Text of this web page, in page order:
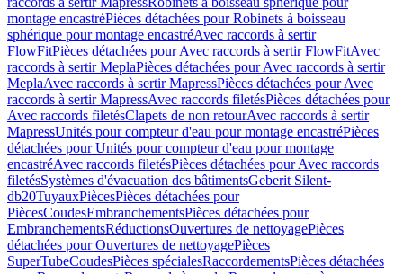
montage encastréPièces détachées pour Robinets à boisseau
sphérique pour montage encastréAvec raccords à sertir
FlowFitPièces détachées pour Avec raccords à sertir FlowFitAvec
raccords à sertir MeplaPièces détachées pour Avec raccords à sertir
MeplaAvec raccords à sertir MapressPièces détachées pour Avec
raccords à sertir MapressAvec raccords filetésPièces détachées pour
Avec raccords filetésClapets de non retourAvec raccords à sertir
MapressUnités pour compteur d'eau pour montage encastréPièces
détachées pour Unités pour compteur d'eau pour montage
encastréAvec raccords filetésPièces détachées pour Avec raccords
filetésSystèmes d'évacuation des bâtimentsGeberit Silent-
db20TuyauxPiècesPièces détachées pour
PiècesCoudesEmbranchementsPièces détachées pour
EmbranchementsRéductionsOuvertures de nettoyagePièces
détachées pour Ouvertures de nettoyagePièces
SuperTubeCoudesPièces spécialesRaccordementsPièces détachées